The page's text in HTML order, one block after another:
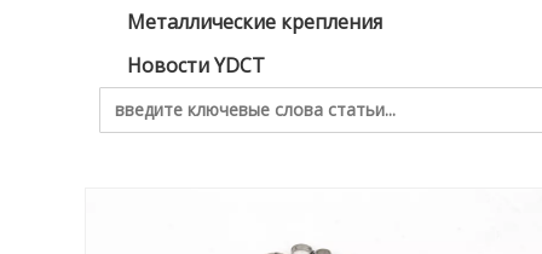
Металлические крепления
Новости YDCT